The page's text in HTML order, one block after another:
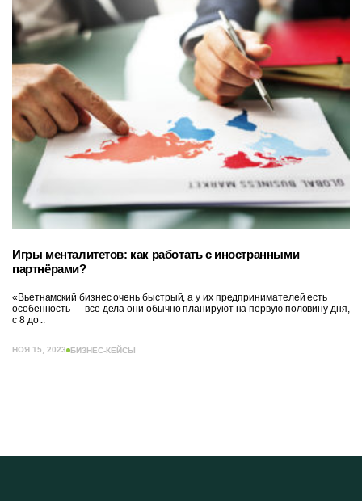
Игры менталитетов: как работать с иностранными
партнёрами?
«Вьетнамский бизнес очень быстрый, а у их предпринимателей есть
особенность — все дела они обычно планируют на первую половину дня,
с 8 до...
НОЯ 15, 2023 БИЗНЕС-КЕЙСЫ